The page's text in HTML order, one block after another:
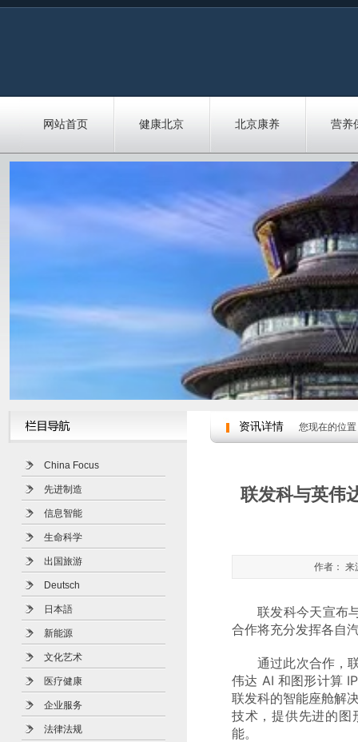
网站首页 健康北京 北京康养 营养
China Focus
先进制造
信息智能
生命科学
出国旅游
Deutsch
日本語
新能源
文化艺术
医疗健康
企业服务
法律法规
资讯详情 您现在的位
联发科与英伟
作者：
联发科今天宣布
合作将充分发挥各自
通过此次合作，
伟达 AI 和图形计算
联发科的智能座舱解
技术，提供先进的图
能。